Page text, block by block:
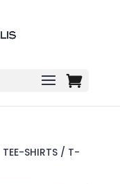
TEE-SHIRTS/ T-